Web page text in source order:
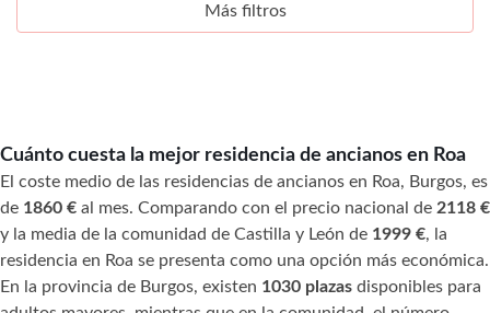
Más filtros
Cuánto cuesta la mejor residencia de ancianos en Roa
El coste medio de las residencias de ancianos en Roa, Burgos, es
de 1860 € al mes. Comparando con el precio nacional de 2118 €
y la media de la comunidad de Castilla y León de 1999 €, la
residencia en Roa se presenta como una opción más económica.
En la provincia de Burgos, existen 1030 plazas disponibles para